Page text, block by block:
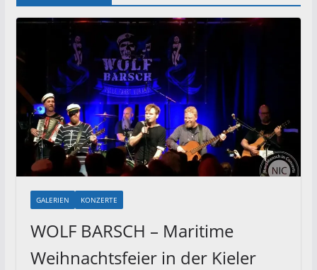
GALERIEN KONZERTE
WOLF BARSCH – Maritime
Weihnachtsfeier in der Kieler